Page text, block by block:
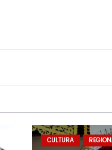
CULTURA